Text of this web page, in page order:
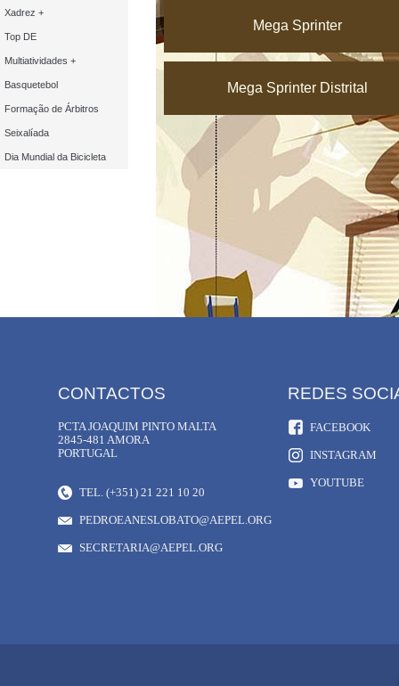
Mega Sprinter
Mega Sprinter Distrital
Xadrez +
Top DE
Multiatividades +
Basquetebol
Formação de Árbitros
Seixalíada
Dia Mundial da Bicicleta
TEL. (+351) 21 221 10 20
PEDROEANESLOBATO@AEPEL.ORG
SECRETARIA@AEPEL.ORG
FACEBOOK
INSTAGRAM
YOUTUBE
CONTACTOS
PCTA JOAQUIM PINTO MALTA
2845-481 AMORA
PORTUGAL
REDES